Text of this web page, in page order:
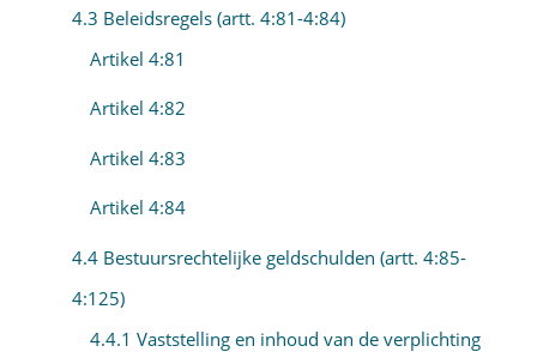
4.3 Beleidsregels (artt. 4:81-4:84)
Artikel 4:81
Artikel 4:82
Artikel 4:83
Artikel 4:84
4.4 Bestuursrechtelijke geldschulden (artt. 4:85-
4:125)
4.4.1 Vaststelling en inhoud van de verplichting